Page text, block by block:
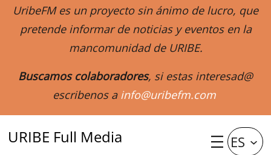
UribeFM es un proyecto sin ánimo de lucro, que
pretende informar de noticias y eventos en la
mancomunidad de URIBE.
Buscamos colaboradores, si estas interesad@
escribenos a info@uribefm.com
URIBE Full Media ES